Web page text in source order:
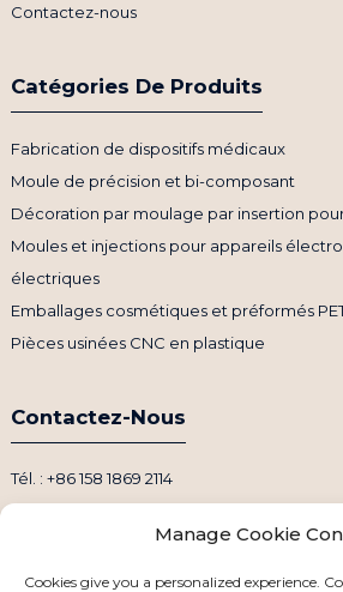
Contactez-nous
Catégories De Produits
Fabrication de dispositifs médicaux
Moule de précision et bi-composant
Décoration par moulage par insertion
Moules et injections pour appareils
électriques
Emballages cosmétiques et préformés
Pièces usinées CNC en plastique
Contactez-Nous
Tél. : +86 158 1869 2114
Courriel : info@ansixtech.com
Skype : Stephenhuang2010
WhatsApp : +86 13530645990
Manage Cookie
Cookies give you a personalized experience.